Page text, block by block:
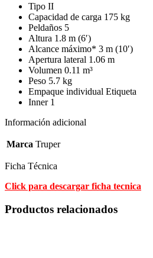
Tipo II
Capacidad de carga 175 kg
Peldaños 5
Altura 1.8 m (6′)
Alcance máximo* 3 m (10′)
Apertura lateral 1.06 m
Volumen 0.11 m³
Peso 5.7 kg
Empaque individual Etiqueta
Inner 1
Información adicional
Marca Truper
Ficha Técnica
Click para descargar ficha tecnica
Productos relacionados